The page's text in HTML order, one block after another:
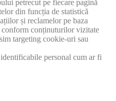
petrecut pe fiecare pagină
din funcția de statistică
și reclamelor pe baza
conform conținuturilor vizitate
targeting cookie-uri sau
personal cum ar fi